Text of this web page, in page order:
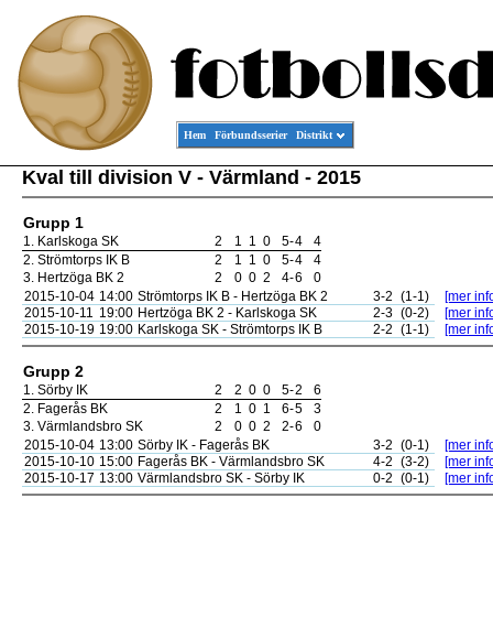
Hem Förbundsserier Distrikt
Kval till division V - Värmland - 2015
Grupp 1
1. Karlskoga SK 2 1 1 0 5-4
4
2. Strömtorps IK B 2 1 1 0 5-4
4
3. Hertzöga BK 2 2 0 0 2 4-6
0
2015-10-04 14:00 Strömtorps IK B - Hertzöga BK 2 3-2 (1-1)
[mer
2015-10-11 19:00 Hertzöga BK 2 - Karlskoga SK 2-3 (0-2)
[mer
2015-10-19 19:00 Karlskoga SK - Strömtorps IK B 2-2 (1-1) [mer
Grupp 2
1. Sörby IK 2 2 0 0 5-2
6
2. Fagerås BK 2 1 0 1 6-5
3
3. Värmlandsbro SK 2 0 0 2 2-6
0
2015-10-04 13:00 Sörby IK - Fagerås BK 3-2 (0-1)
[mer
2015-10-10 15:00 Fagerås BK - Värmlandsbro SK 4-2 (3-2)
[mer
2015-10-17 13:00 Värmlandsbro SK - Sörby IK 0-2 (0-1) [mer